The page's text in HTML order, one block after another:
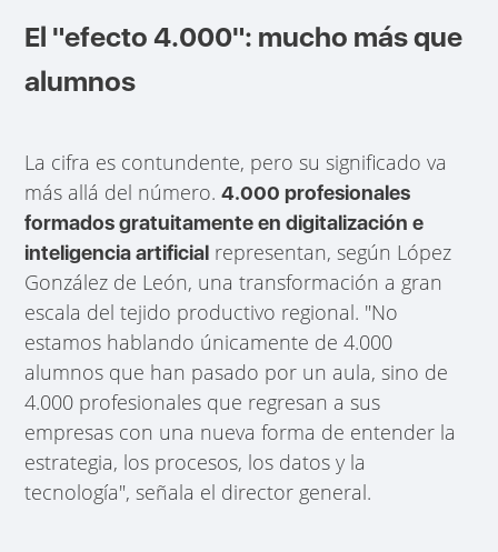
El "efecto 4.000": mucho más que
alumnos
La cifra es contundente, pero su significado va
más allá del número.4.000 profesionales
formados gratuitamente en digitalización e
inteligencia artificial representan, según López
González de León, una transformación a gran
escala del tejido productivo regional. "No
estamos hablando únicamente de 4.000
alumnos que han pasado por un aula, sino de
4.000 profesionales que regresan a sus
empresas con una nueva forma de entender la
estrategia, los procesos, los datos y la
tecnología", señala el director general.